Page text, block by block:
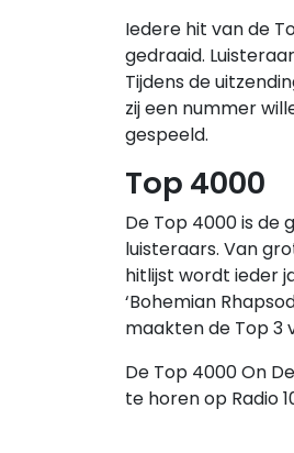
Iedere hit van de
gedraaid.
Tijdens de
zij een nummer
gespeeld.
Top 4000
De Top 4000 is
luisteraars. Van
hitlijst wordt ieder
‘Bohemian
maakten de Top 3
De Top 4000 On
te horen op Radio